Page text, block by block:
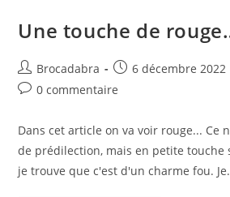
Une touche de
Auteur/autrice
de
Brocadabra
Publication
publiée :
6 décembre 2022
Commentaires
la
publication :
0 commentaire
Dans cet article on va voir rouge... Ce
de prédilection, mais en petite touche
je trouve que c'est d'un charme fou.